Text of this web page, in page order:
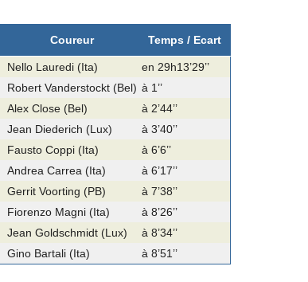
Coureur Temps / Ecart
Nello Lauredi (Ita)
en 29h13’29’’
Robert Vanderstockt (Bel) à 1’’
Alex Close (Bel)
à 2’44’’
Jean Diederich (Lux)
à 3’40’’
Fausto Coppi (Ita)
à 6’6’’
Andrea Carrea (Ita)
à 6’17’’
Gerrit Voorting (PB)
à 7’38’’
Fiorenzo Magni (Ita)
à 8’26’’
Jean Goldschmidt (Lux)
à 8’34’’
Gino Bartali (Ita) à 8’51’’